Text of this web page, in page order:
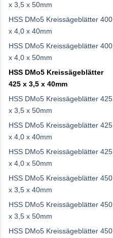
x 3,5 x 50mm
HSS DMo5 Kreissägeblätter 400
x 4,0 x 40mm
HSS DMo5 Kreissägeblätter 400
x 4,0 x 50mm
HSS DMo5 Kreissägeblätter
425 x 3,5 x 40mm
HSS DMo5 Kreissägeblätter 425
x 3,5 x 50mm
HSS DMo5 Kreissägeblätter 425
x 4,0 x 40mm
HSS DMo5 Kreissägeblätter 425
x 4,0 x 50mm
HSS DMo5 Kreissägeblätter 450
x 3,5 x 40mm
HSS DMo5 Kreissägeblätter 450
x 3,5 x 50mm
HSS DMo5 Kreissägeblätter 450